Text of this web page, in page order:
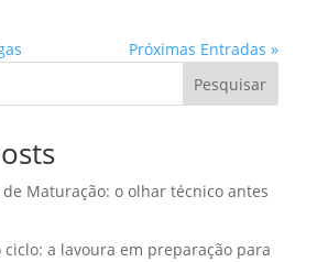
Próximas Entradas »
Pesquisar
Maturação: o olhar técnico antes
a lavoura em preparação para